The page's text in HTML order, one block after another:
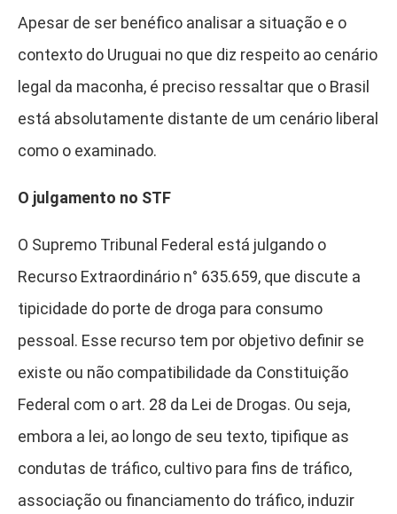
Apesar de ser benéfico analisar a situação e o
contexto do Uruguai no que diz respeito ao cenário
legal da maconha, é preciso ressaltar que o Brasil
está absolutamente distante de um cenário liberal
como o examinado.
O julgamento no STF
O Supremo Tribunal Federal está julgando o
Recurso Extraordinário n° 635.659, que discute a
tipicidade do porte de droga para consumo
pessoal. Esse recurso tem por objetivo definir se
existe ou não compatibilidade da Constituição
Federal com o art. 28 da Lei de Drogas. Ou seja,
embora a lei, ao longo de seu texto, tipifique as
condutas de tráfico, cultivo para fins de tráfico,
associação ou financiamento do tráfico, induzir